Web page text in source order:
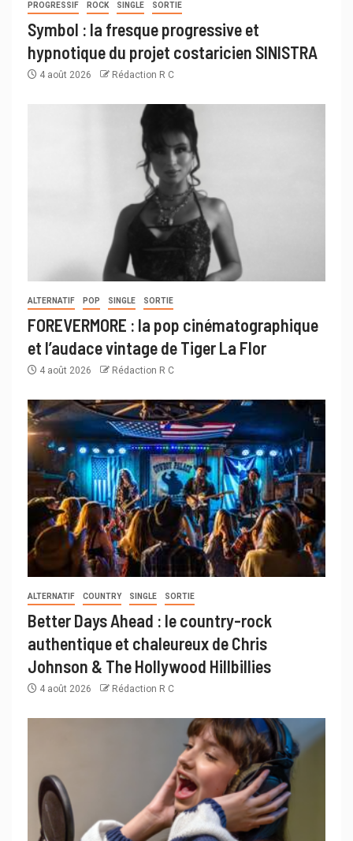
PROGRESSIF ROCK SINGLE SORTIE
Symbol : la fresque progressive et
hypnotique du projet costaricien SINISTRA
4 août 2026 Rédaction R C
ALTERNATIF POP SINGLE SORTIE
FOREVERMORE : la pop cinématographique
et l’audace vintage de Tiger La Flor
4 août 2026 Rédaction R C
ALTERNATIF COUNTRY SINGLE SORTIE
Better Days Ahead : le country-rock
authentique et chaleureux de Chris
Johnson & The Hollywood Hillbillies
4 août 2026 Rédaction R C